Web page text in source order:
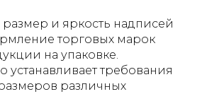
и яркость надписей
торговых марок
на упаковке.
устанавливает требования
различных